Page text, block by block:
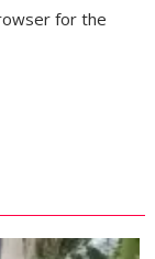
for the